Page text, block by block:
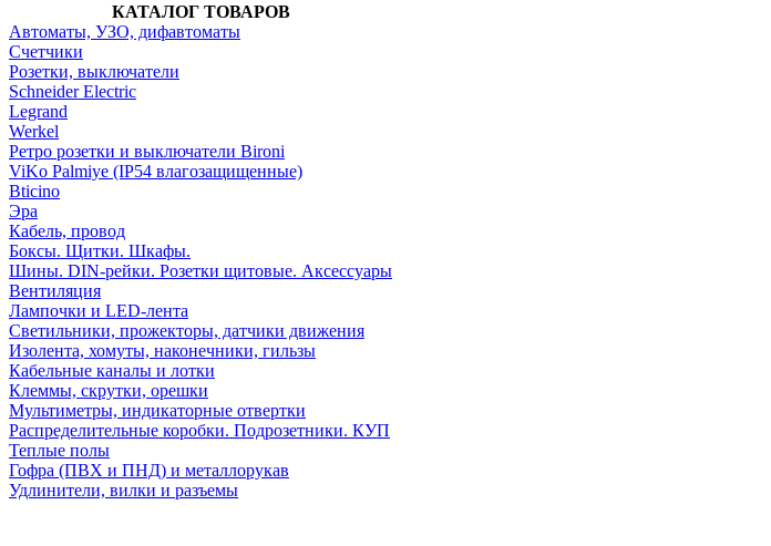
КАТАЛОГ ТОВАРОВ
Автоматы, УЗО, дифавтоматы
Счетчики
Розетки, выключатели
Schneider Electric
Legrand
Werkel
Ретро розетки и выключатели Bironi
ViKo Palmiye (IP54 влагозащищенные)
Bticino
Эра
Кабель, провод
Боксы. Щитки. Шкафы.
Шины. DIN-рейки. Розетки щитовые. Аксессуары
Вентиляция
Лампочки и LED-лента
Светильники, прожекторы, датчики движения
Изолента, хомуты, наконечники, гильзы
Кабельные каналы и лотки
Клеммы, скрутки, орешки
Мультиметры, индикаторные отвертки
Распределительные коробки. Подрозетники. КУП
Теплые полы
Гофра (ПВХ и ПНД) и металлорукав
Удлинители, вилки и разъемы